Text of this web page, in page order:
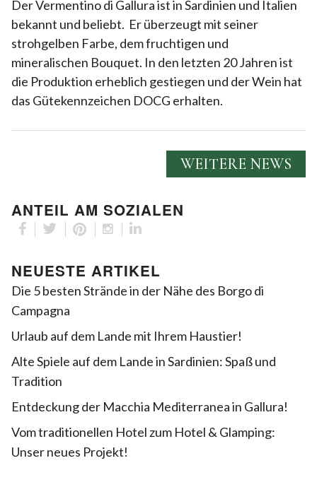
Der Vermentino di Gallura ist in Sardinien und Italien
bekannt und beliebt. Er überzeugt mit seiner
strohgelben Farbe, dem fruchtigen und
mineralischen Bouquet. In den letzten 20 Jahren ist
die Produktion erheblich gestiegen und der Wein hat
das Gütekennzeichen DOCG erhalten.
WEITERE NEWS
ANTEIL AM SOZIALEN
NEUESTE ARTIKEL
Die 5 besten Strände in der Nähe des Borgo di
Campagna
Urlaub auf dem Lande mit Ihrem Haustier!
Alte Spiele auf dem Lande in Sardinien: Spaß und
Tradition
Entdeckung der Macchia Mediterranea in Gallura!
Vom traditionellen Hotel zum Hotel & Glamping:
Unser neues Projekt!